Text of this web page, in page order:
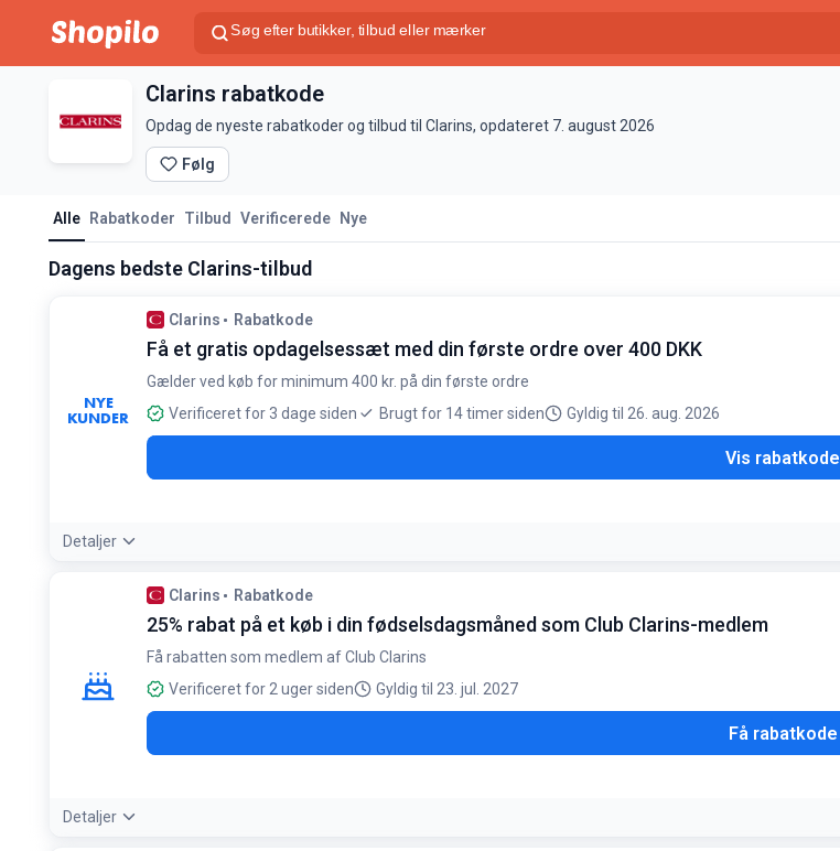
Clarins rabatkode
Opdag de nyeste rabatkoder og tilbud til Clarins, opdateret 7. august 2026
Følg
Alle Rabatkoder Tilbud Verificerede Nye
Dagens bedste Clarins-tilbud
NYE
KUNDER
Clarins Rabatkode
Få et gratis opdagelsessæt med din første ordre over 400 DKK
Gælder ved køb for minimum 400 kr. på din første ordre
Verificeret for 3 dage siden
Brugt for 14 timer siden Gyldig til 26. aug. 2026
Vis rabatkode
Detaljer
Betingelser:
Kun ved første bestilling og ved køb for mindst 400 kr
Clarins Rabatkode
25% rabat på et køb i din fødselsdagsmåned som Club Clarins-medlem
Få rabatten som medlem af Club Clarins
Verificeret for 2 uger siden
Gyldig til 23. jul. 2027
Få rabatkode
Detaljer